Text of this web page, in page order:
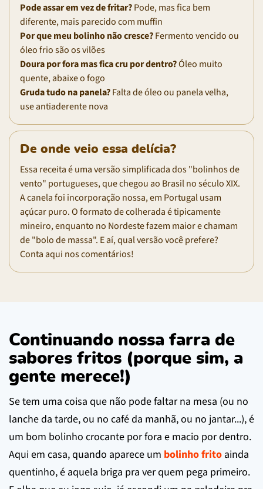
Pode assar em vez de fritar?Pode, mas fica bem
diferente, mais parecido com muffin
Por que meu bolinho não cresce?Fermento vencido ou
óleo frio são os vilões
Doura por fora mas fica cru por dentro?Óleo muito
quente, abaixe o fogo
Gruda tudo na panela?Falta de óleo ou panela velha,
use antiaderente nova
De onde veio essa delícia?
Essa receita é uma versão simplificada dos "bolinhos de
vento" portugueses, que chegou ao Brasil no século XIX.
A canela foi incorporação nossa, em Portugal usam
açúcar puro. O formato de colherada é tipicamente
mineiro, enquanto no Nordeste fazem maior e chamam
de "bolo de massa". E aí, qual versão você prefere?
Conta aqui nos comentários!
Continuando nossa farra de
sabores fritos (porque sim, a
gente merece!)
Se tem uma coisa que não pode faltar na mesa (ou no
lanche da tarde, ou no café da manhã, ou no jantar...), é
um bom bolinho crocante por fora e macio por dentro.
Aqui em casa, quando aparece um bolinho frito ainda
quentinho, é aquela briga pra ver quem pega primeiro.